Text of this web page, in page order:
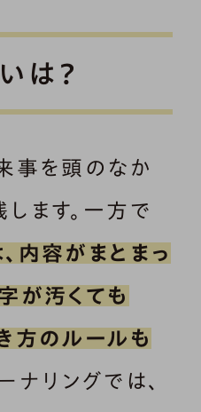
は？
事を頭のなか
ます。一方で
内容がまとまっ
が汚くても
方のルールも
ナリングでは、